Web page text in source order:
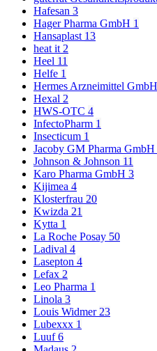
Hafesan 3
Hager Pharma GmbH 1
Hansaplast 13
heat it 2
Heel 11
Helfe 1
Hermes Arzneimittel GmbH
Hexal 2
HWS-OTC 4
InfectoPharm 1
Insecticum 1
Jacoby GM Pharma GmbH
Johnson & Johnson 11
Karo Pharma GmbH 3
Kijimea 4
Klosterfrau 20
Kwizda 21
Kytta 1
La Roche Posay 50
Ladival 4
Lasepton 4
Lefax 2
Leo Pharma 1
Linola 3
Louis Widmer 23
Lubexxx 1
Luuf6